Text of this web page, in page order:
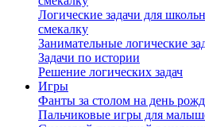
Логические задачи для
смекалку
Занимательные логические
Задачи по истории
Решение логических задач
Игры
Фанты за столом на день
Пальчиковые игры для